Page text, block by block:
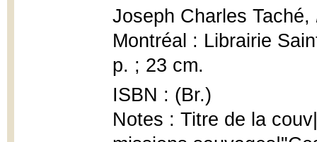
Joseph Charles Taché,
Montréal : Librairie
p. ; 23 cm.
ISBN : (Br.)
Notes : Titre de la